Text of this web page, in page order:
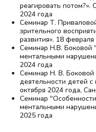
реагировать потом?».
2024 года
Семинар Т.
зрительного
развития». 18
Семинар Н.В. Боковой
ментальными
2024 года
Семинар Н. В.
деятельности детей
октября 2024 года,
Семинар
ментальными
2025 года